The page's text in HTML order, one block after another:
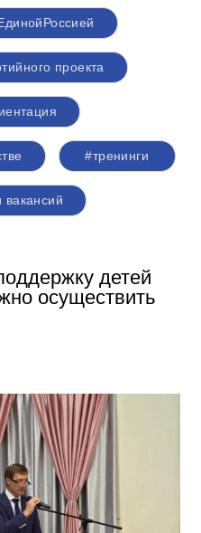
проекта
#тренинги
вакансий
детей
осуществить